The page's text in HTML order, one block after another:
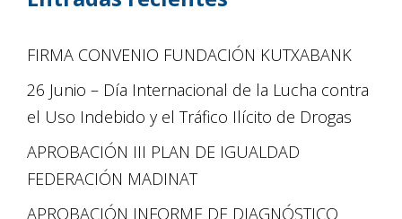
FIRMA CONVENIO FUNDACIÓN KUTXABANK
26 Junio – Día Internacional de la Lucha contra
el Uso Indebido y el Tráfico Ilícito de Drogas
APROBACIÓN III PLAN DE IGUALDAD
FEDERACIÓN MADINAT
APROBACIÓN INFORME DE DIAGNÓSTICO